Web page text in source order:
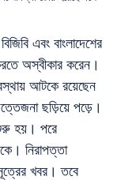
এবং বাংলাদেশের
অস্বীকার করেন।
আটকে রয়েছেন
ছড়িয়ে পড়ে।
শুরু হয়। পরে
নিরাপত্তা
খবর। তবে